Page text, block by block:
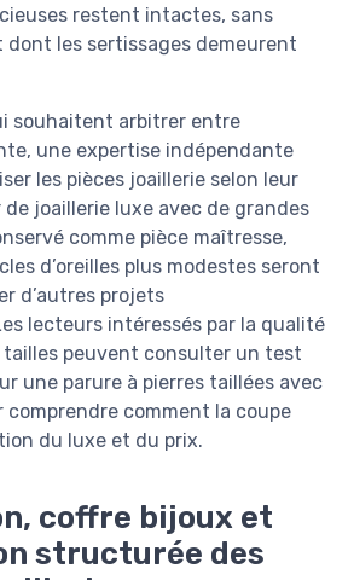
restent intactes, sans
dont les sertissages demeurent
souhaitent arbitrer entre
une expertise indépendante
les pièces joaillerie selon leur
joaillerie luxe avec de grandes
comme pièce maîtresse,
d’oreilles plus modestes seront
d’autres projets
lecteurs intéressés par la qualité
peuvent consulter un test
une parure à pierres taillées avec
comprendre comment la coupe
du luxe et du prix.
coffre bijoux et
structurée des